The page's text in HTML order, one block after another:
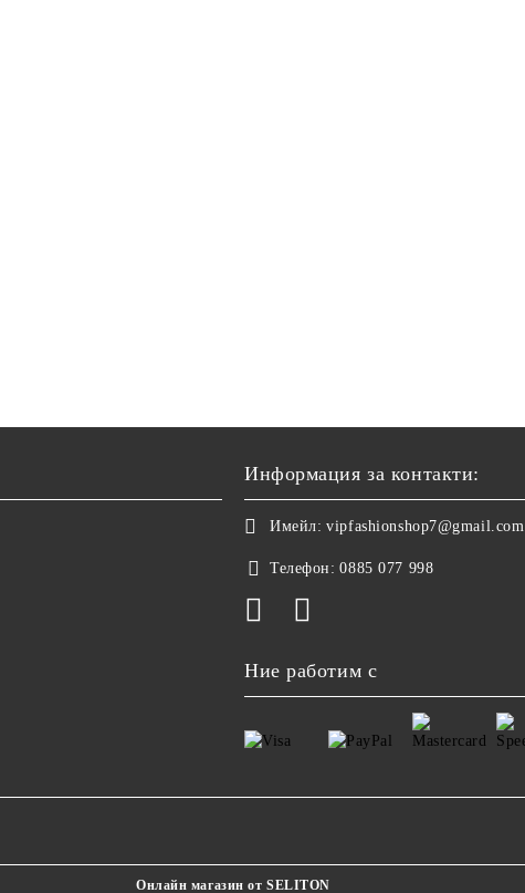
Информация за контакти:
Имейл: vipfashionshop7@gmail.com
Телефон: 0885 077 998
Ние работим с
Онлайн магазин от SELITON